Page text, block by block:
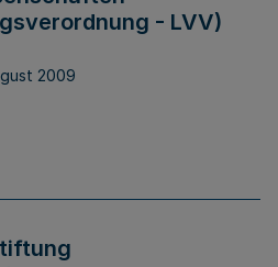
- LVV)
2009